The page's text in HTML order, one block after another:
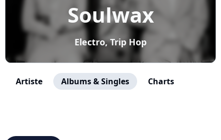
Soulwax
Electro, Trip Hop
Artiste Albums & Singles Charts